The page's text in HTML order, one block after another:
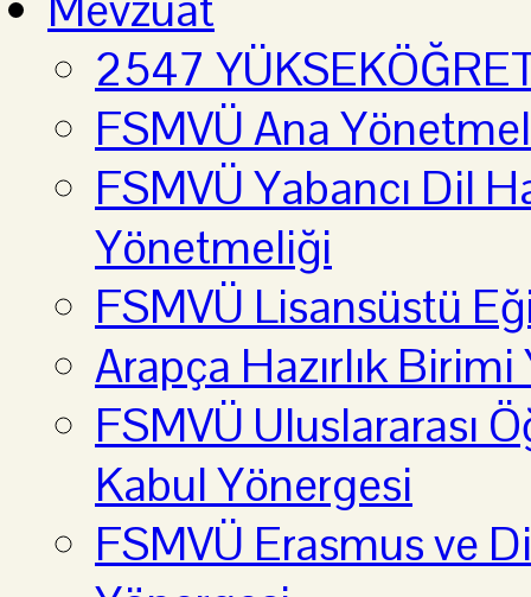
2547
FSMVÜ Ana
FSMVÜ Yabancı Dil
Yönetmeliği
FSMVÜ Lisansüstü
Arapça Hazırlık
FSMVÜ Uluslararası
Kabul Yönergesi
FSMVÜ Erasmus ve